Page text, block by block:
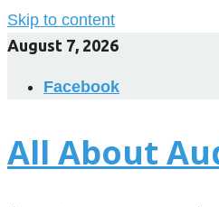
Skip to content
August 7, 2026
Facebook
All About